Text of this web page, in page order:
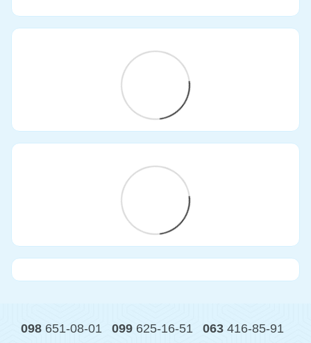
098 651-08-01 099 625-16-51 063 416-85-91